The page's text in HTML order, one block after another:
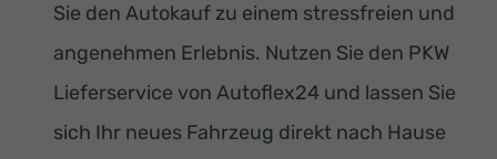
Sie den Autokauf zu einem stressfreien und
angenehmen Erlebnis. Nutzen Sie den PKW
Lieferservice von Autoflex24 und lassen Sie
sich Ihr neues Fahrzeug direkt nach Hause